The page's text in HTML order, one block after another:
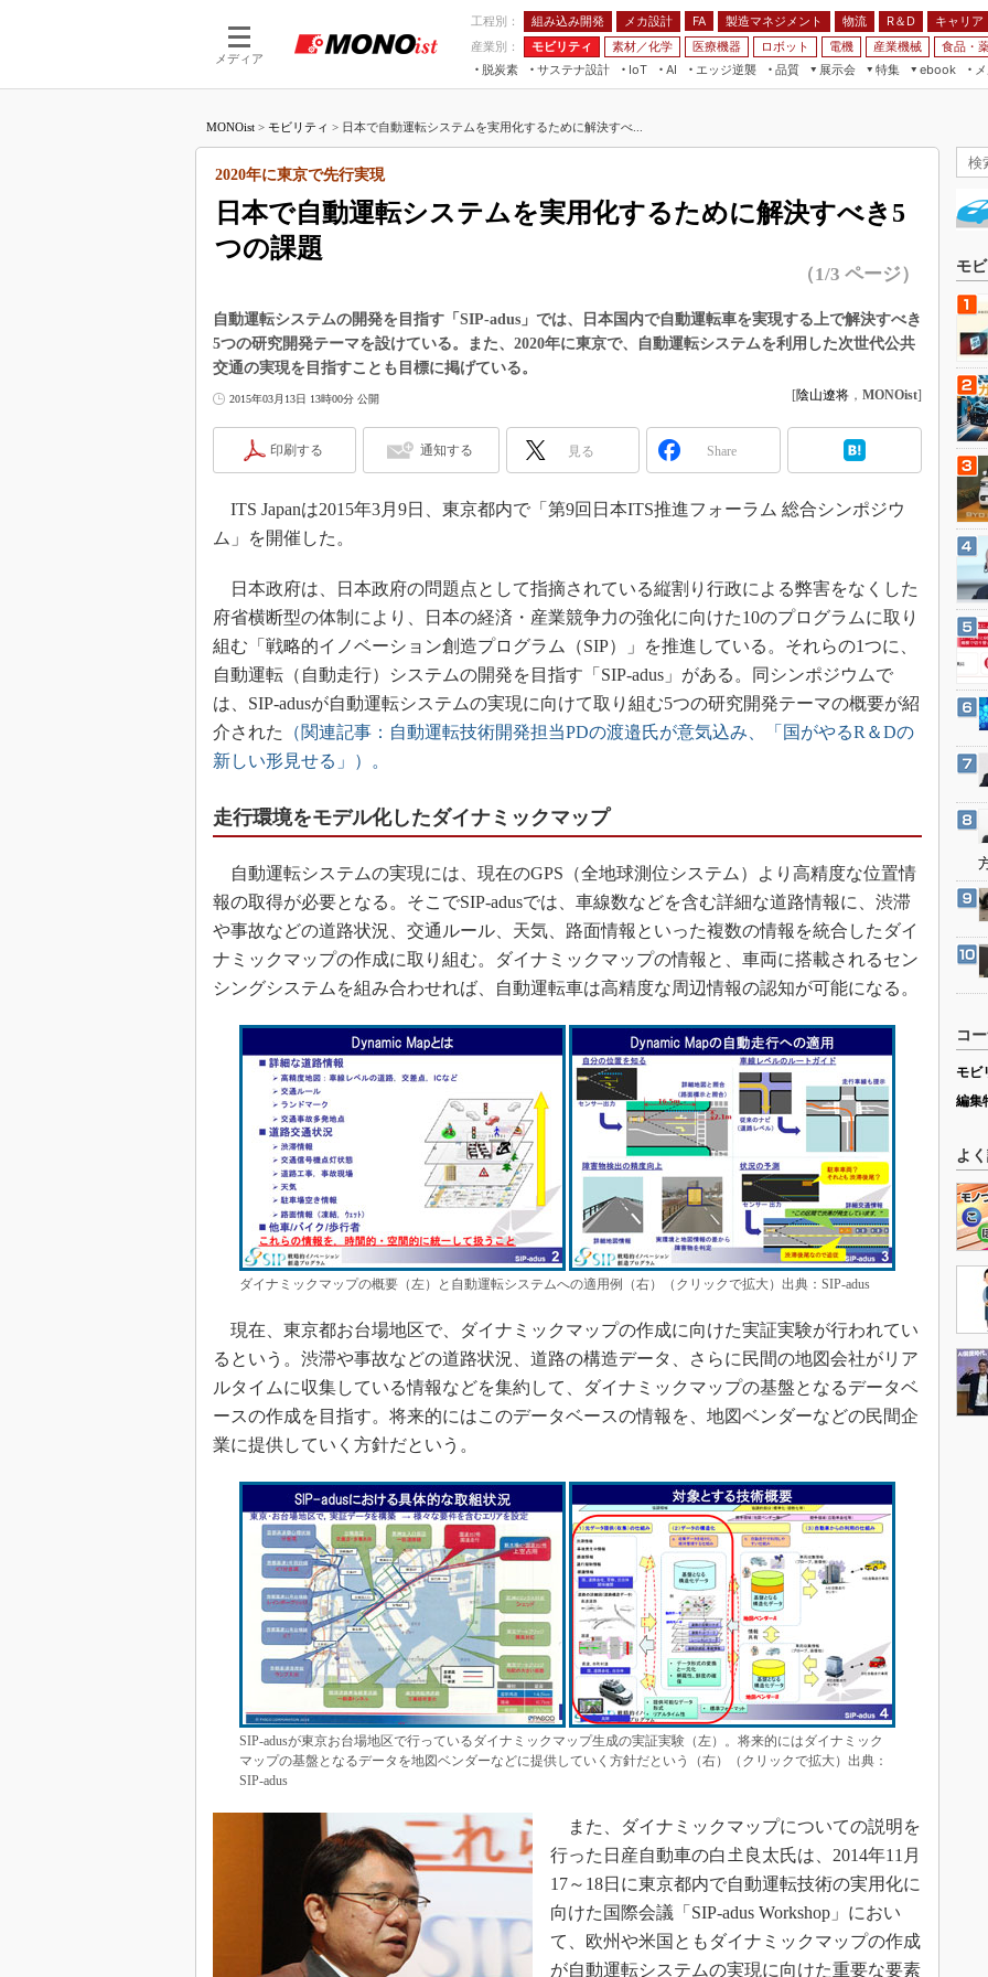
メディア
工程別： 組み込み開発 メカ設計 FA 製造マネジメント 物流 R＆D
キャリア
産業別：
モビリティ 素材／化学 医療機器 ロボット 電機 産業機械
食品・
脱炭素
サステナ設計
IoT
つながる工場
AI
AI×設備保全
エッジ逆襲 品質
展示会
JIMTOF
IIFES
TECHNO-FRONTIER
人テク展
日本ものづくりワールド
産業オープンネット展
特集
フィールドサービス
組み込みモデリング
3Dプリンタ
イノベーション
製造業ビッグデータ
メイドインジャパン
植物工場
制御セキュリティ
新型コロナへの対応
ebook
MONOist > モビリティ > 日本で自動運転システムを実用化するために解決すべ...
日本で自動運転システムを実用化するために解決すべき5
つの課題
2020年に東京で先行実現
（1/3 ページ）
自動運転システムの開発を目指す「SIP-adus」では、日本国内で自動運転車を実現する上で解決すべき
5つの研究開発テーマを設けている。また、2020年に東京で、自動運転システムを利用した次世代公共
交通の実現を目指すことも目標に掲げている。
2015年03月13日 13時00分 公開 [陰山遼将 ， MONOist]
印刷する 通知する 見る Share
ITS Japanは2015年3月9日、東京都内で「第9回日本ITS推進フォーラム 総合シンポジウ
ム」を開催した。
日本政府は、日本政府の問題点として指摘されている縦割り行政による弊害をなくした
府省横断型の体制により、日本の経済・産業競争力の強化に向けた10のプログラムに取り
組む「戦略的イノベーション創造プログラム（SIP）」を推進している。それらの1つに、
自動運転（自動走行）システムの開発を目指す「SIP-adus」がある。同シンポジウムで
は、SIP-adusが自動運転システムの実現に向けて取り組む5つの研究開発テーマの概要が紹
介された
（関連記事：自動運転技術開発担当PDの渡邉氏が意気込み、「国がやるR＆Dの
新しい形見せる」）。
走行環境をモデル化したダイナミックマップ
自動運転システムの実現には、現在のGPS（全地球測位システム）より高精度な位置情
報の取得が必要となる。そこでSIP-adusでは、車線数などを含む詳細な道路情報に、渋滞
や事故などの道路状況、交通ルール、天気、路面情報といった複数の情報を統合したダイ
ナミックマップの作成に取り組む。ダイナミックマップの情報と、車両に搭載されるセン
シングシステムを組み合わせれば、自動運転車は高精度な周辺情報の認知が可能になる。
ダイナミックマップの概要（左）と自動運転システムへの適用例（右）（クリックで拡大）出典：SIP-adus
現在、東京都お台場地区で、ダイナミックマップの作成に向けた実証実験が行われてい
るという。渋滞や事故などの道路状況、道路の構造データ、さらに民間の地図会社がリア
ルタイムに収集している情報などを集約して、ダイナミックマップの基盤となるデータベ
ースの作成を目指す。将来的にはこのデータベースの情報を、地図ベンダーなどの民間企
業に提供していく方針だという。
SIP-adusが東京お台場地区で行っているダイナミックマップ生成の実証実験（左）。将来的にはダイナミック
マップの基盤となるデータを地図ベンダーなどに提供していく方針だという（右）（クリックで拡大）出典：
SIP-adus
また、ダイナミックマップについての説明を
行った日産自動車の白𡈽良太氏は、2014年11月
17～18日に東京都内で自動運転技術の実用化に
向けた国際会議「SIP-adus Workshop」におい
て、欧州や米国ともダイナミックマップの作成
が自動運転システムの実現に向けた重要な要素
モ
コ
モビ
編集
よ